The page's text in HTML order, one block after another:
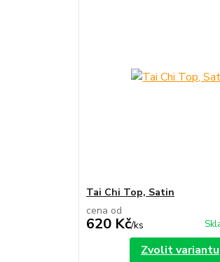
Tai Chi Top, Satin
cena od
620 Kč/ks
Zvolit variantu